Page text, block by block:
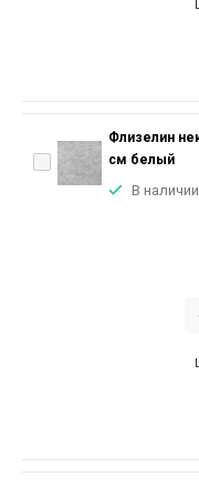
Флизелин
см белый
В наличии